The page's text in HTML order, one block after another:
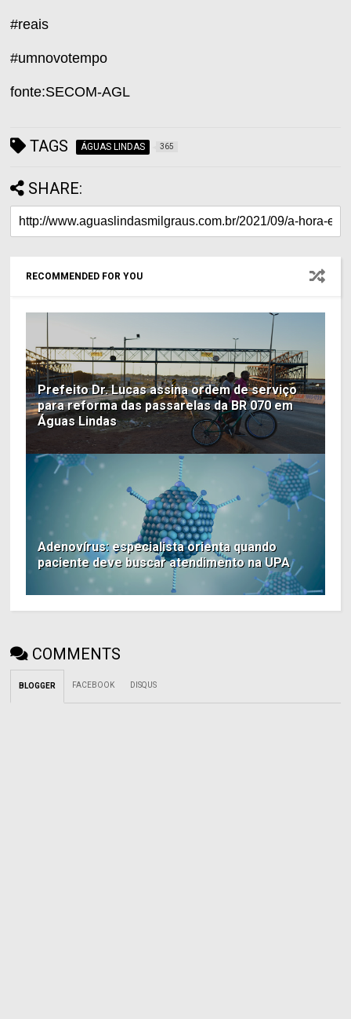
#reais
#umnovotempo
fonte:SECOM-AGL
TAGS ÁGUAS LINDAS 365
SHARE:
RECOMMENDED FOR YOU
Prefeito Dr. Lucas assina ordem de serviço
para reforma das passarelas da BR 070 em
Águas Lindas
Adenovírus: especialista orienta quando
paciente deve buscar atendimento na UPA
COMMENTS
BLOGGER FACEBOOK DISQUS